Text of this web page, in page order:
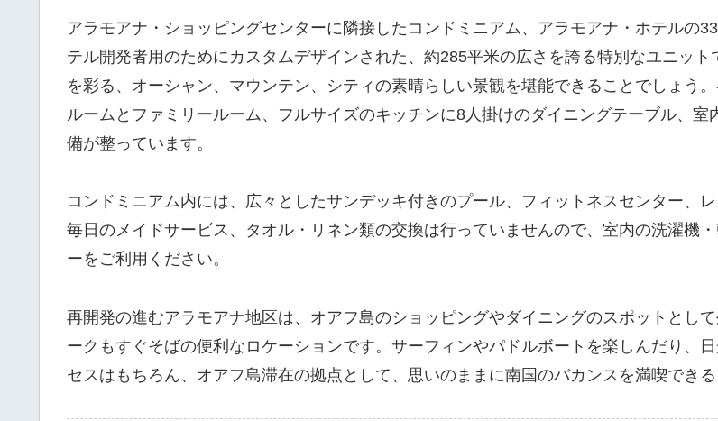
アラモアナ・ショッピングセンターに隣接したコンドミニアム、アラモアナ・ホテルの
テル開発者用のためにカスタムデザインされた、約285平米の広さを誇る特別なユニッ
を彩る、オーシャン、マウンテン、シティの素晴らしい景観を堪能できることでしょう
ルームとファミリールーム、フルサイズのキッチンに8人掛けのダイニングテーブル、
備が整っています。
コンドミニアム内には、広々としたサンデッキ付きのプール、フィットネスセンター、
毎日のメイドサービス、タオル・リネン類の交換は行っていませんので、室内の洗濯機
ーをご利用ください。
再開発の進むアラモアナ地区は、オアフ島のショッピングやダイニングのスポットとし
ークもすぐそばの便利なロケーションです。サーフィンやパドルボートを楽しんだり、
セスはもちろん、オアフ島滞在の拠点として、思いのままに南国のバカンスを満喫できる